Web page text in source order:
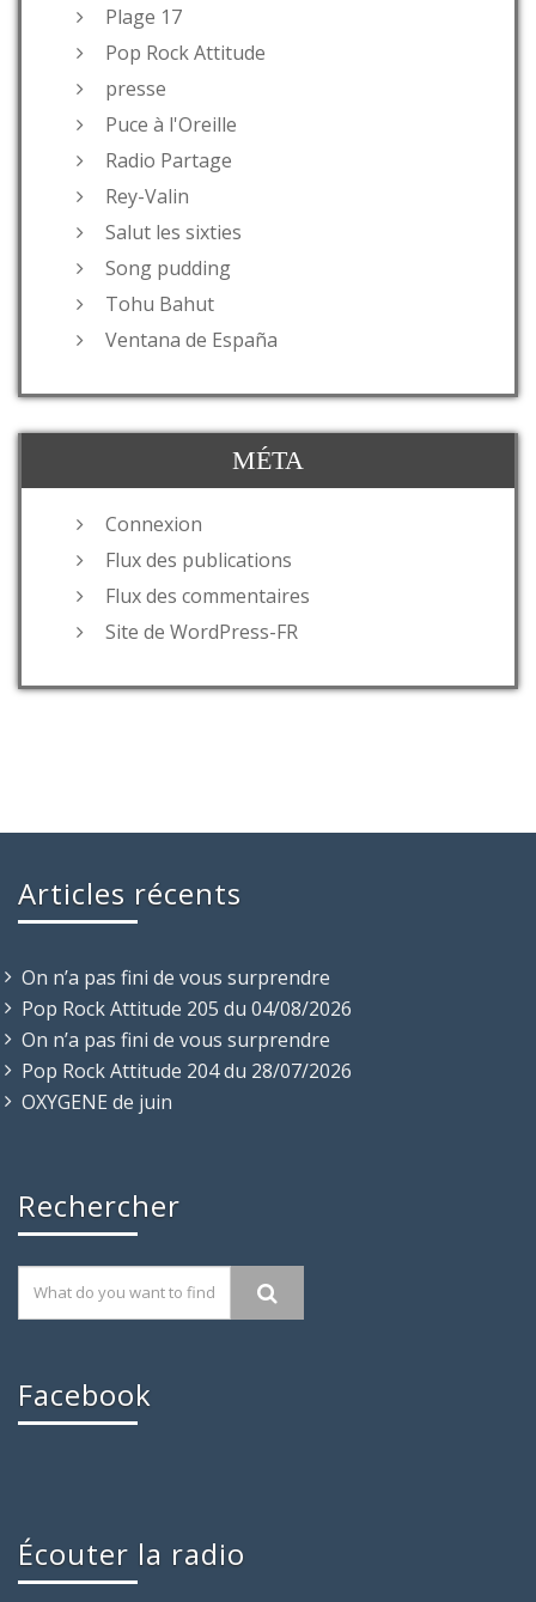
Plage 17
Pop Rock Attitude
presse
Puce à l'Oreille
Radio Partage
Rey-Valin
Salut les sixties
Song pudding
Tohu Bahut
Ventana de España
MÉTA
Connexion
Flux des publications
Flux des commentaires
Site de WordPress-FR
Articles récents
On n’a pas fini de vous surprendre
Pop Rock Attitude 205 du 04/08/2026
On n’a pas fini de vous surprendre
Pop Rock Attitude 204 du 28/07/2026
OXYGENE de juin
Rechercher
Facebook
Écouter la radio